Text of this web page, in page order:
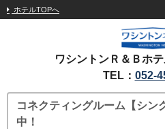
ホテルTOPへ
ワシントンＲ＆Ｂホ
TEL： 052-
コネクティングルーム【シン
中！